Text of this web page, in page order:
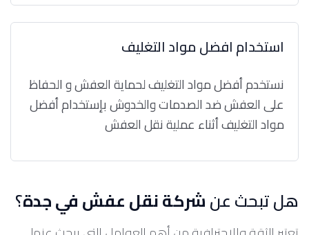
استخدام افضل مواد التغليف
نستخدم أفضل مواد التغليف لحماية العفش و الحفاظ
على العفش ضد الصدمات والخدوش بإستخدام أفضل
مواد التغليف أثناء عملية نقل العفش
هل تبحث عنشركة نقل عفش في جدة؟